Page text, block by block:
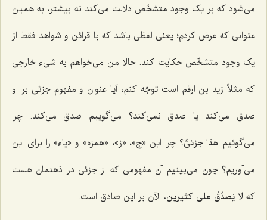
می‌شود که بر یک وجود متشخّص دلالت می‌کند نه بیشتر، به همین
عنوانی که عرض کردم؛ یعنی لفظی باشد که با قرائن و شواهد فقط از
یک وجود متشخّص حکایت کند. حالا من می‌خواهم به شیء خارجی
که مثلاً زید بن ارقم است توجّه کنم، آیا عنوان و مفهوم جزئی بر او
صدق می‌کند یا صدق نمی‌کند؟ می‌گوییم صدق می‌کند. چرا
می‌گوئیم هذا جزئیٌّ؟ چرا این «ج»، «ز»، «همزه» و «یاء» را برای این
می‌آوریم؟ چون می‌بینیم آن مفهومی که از جزئی در ذهنمان هست
که لا یَصدُقُ علی کثیرین، الآن بر این صادق است.